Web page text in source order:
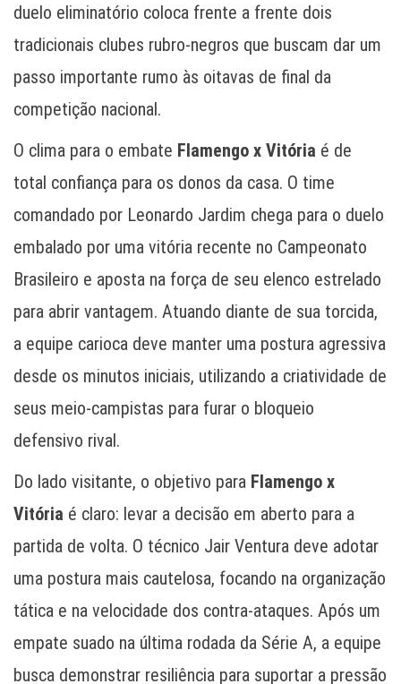
duelo eliminatório coloca frente a frente dois
tradicionais clubes rubro-negros que buscam dar um
passo importante rumo às oitavas de final da
competição nacional.
O clima para o embate Flamengo x Vitória é de
total confiança para os donos da casa. O time
comandado por Leonardo Jardim chega para o duelo
embalado por uma vitória recente no Campeonato
Brasileiro e aposta na força de seu elenco estrelado
para abrir vantagem. Atuando diante de sua torcida,
a equipe carioca deve manter uma postura agressiva
desde os minutos iniciais, utilizando a criatividade de
seus meio-campistas para furar o bloqueio
defensivo rival.
Do lado visitante, o objetivo para Flamengo x
Vitória é claro: levar a decisão em aberto para a
partida de volta. O técnico Jair Ventura deve adotar
uma postura mais cautelosa, focando na organização
tática e na velocidade dos contra-ataques. Após um
empate suado na última rodada da Série A, a equipe
busca demonstrar resiliência para suportar a pressão